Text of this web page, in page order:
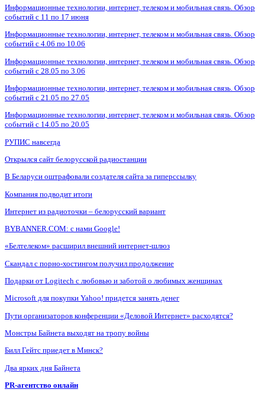
Информационные технологии, интернет, телеком и мобильная связь. Обзор
событий с 11 по 17 июня
Информационные технологии, интернет, телеком и мобильная связь. Обзор
событий с 4.06 по 10.06
Информационные технологии, интернет, телеком и мобильная связь. Обзор
событий с 28.05 по 3.06
Информационные технологии, интернет, телеком и мобильная связь. Обзор
событий с 21.05 по 27.05
Информационные технологии, интернет, телеком и мобильная связь. Обзор
событий с 14.05 по 20.05
РУПИС навсегда
Открылся сайт белорусской радиостанции
В Беларуси оштрафовали создателя сайта за гиперссылку
Компания подводит итоги
Интернет из радиоточки – белорусский вариант
BYBANNER.COM: c нами Google!
«Белтелеком» расширил внешний интернет-шлюз
Скандал с порно-хостингом получил продолжение
Подарки от Logitech с любовью и заботой о любимых женщинах
Microsoft для покупки Yahoo! придется занять денег
Пути организаторов конференции «Деловой Интернет» расходятся?
Монстры Байнета выходят на тропу войны
Билл Гейтс приедет в Минск?
Два ярких дня Байнета
PR-агентство онлайн